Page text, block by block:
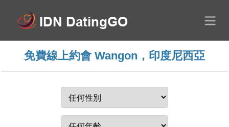
免費線上約會 Wangon，印度尼西亞